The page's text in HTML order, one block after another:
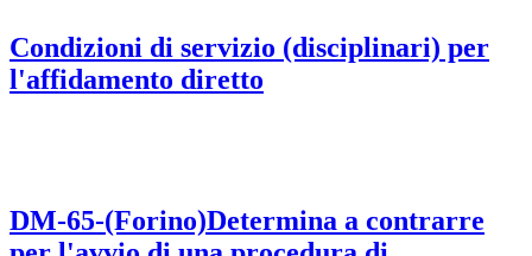
Condizioni di servizio (disciplinari) per
l'affidamento diretto
DM-65-(Forino)Determina a contrarre